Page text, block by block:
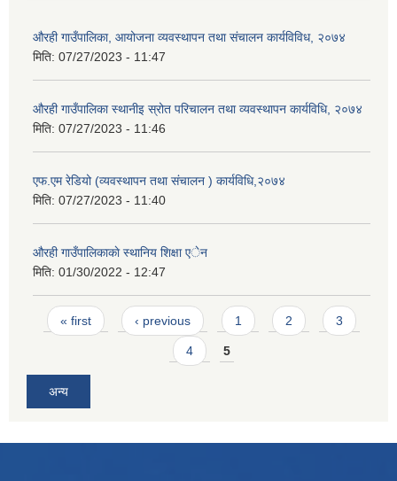
औरही गाउँपालिका, आयोजना व्यवस्थापन तथा संचालन कार्यविविध, २०७४
मिति: 07/27/2023 - 11:47
औरही गाउँपालिका स्थानीइ स्रोत परिचालन तथा व्यवस्थापन कार्यविधि, २०७४
मिति: 07/27/2023 - 11:46
एफ.एम रेडियो (व्यवस्थापन तथा संचालन ) कार्यविधि,२०७४
मिति: 07/27/2023 - 11:40
औरही गाउँपालिकाकाे स्थानिय शिक्षा एेन
मिति: 01/30/2022 - 12:47
Pages
« first ‹ previous 1 2 3
4 5
अन्य